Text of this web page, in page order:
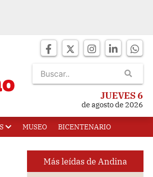
JUEVES 6
de agosto de 2026
MUSEO BICENTENARIO
Más leídas de Andina